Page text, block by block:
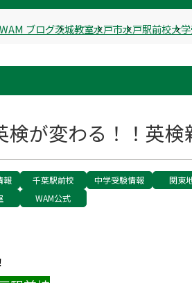
ブログ茨城教室水戸市水戸駅前校大
が変わる！！英検
報 千葉駅前校 中学受験情報 関東
WAM公式